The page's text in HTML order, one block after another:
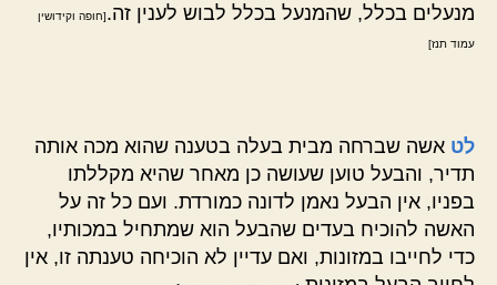
מנעלים בכלל, שהמנעל בכלל לבוש לענין זה.[חופה וקידושין
עמוד תנז]
לט אשה שברחה מבית בעלה בטענה שהוא מכה אותה
תדיר, והבעל טוען שעושה כן מאחר שהיא מקללתו
בפניו, אין הבעל נאמן לדונה כמורדת. ועם כל זה על
האשה להוכיח בעדים שהבעל הוא שמתחיל במכותיו,
כדי לחייבו במזונות, ואם עדיין לא הוכיחה טענתה זו, אין